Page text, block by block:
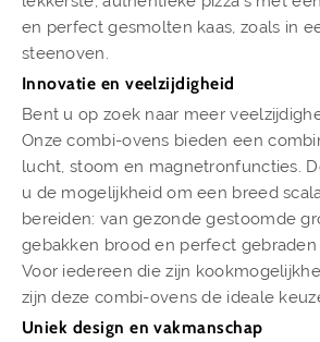
en perfect gesmolten kaas, zoals in
steenoven.
Innovatie en veelzijdigheid
Bent u op zoek naar meer
Onze combi-ovens bieden een
lucht, stoom en magnetronfuncties.
u de mogelijkheid om een breed
bereiden: van gezonde gestoomde
gebakken brood en perfect gebraden
Voor iedereen die zijn
zijn deze combi-ovens de ideale
Uniek design en vakmanschap